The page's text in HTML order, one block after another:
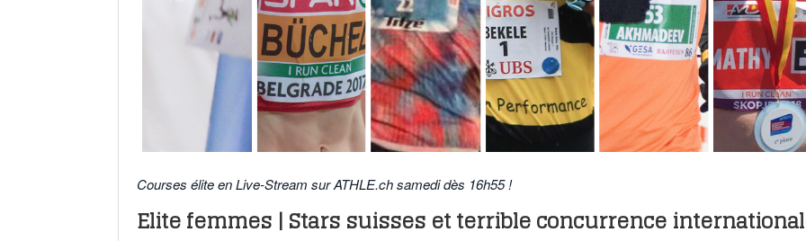
Courses élite en Live-Stream sur ATHLE.ch samedi dès 16h55 !
Elite femmes | Stars suisses et terrible concurrence